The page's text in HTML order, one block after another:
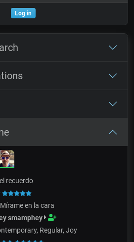
Log in
recuerdo
Mírame en la cara
smamphey
Regular, Joy